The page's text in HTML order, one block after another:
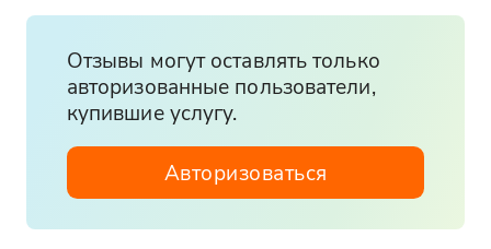
Отзывы могут оставлять только
авторизованные пользователи,
купившие услугу.
Авторизоваться